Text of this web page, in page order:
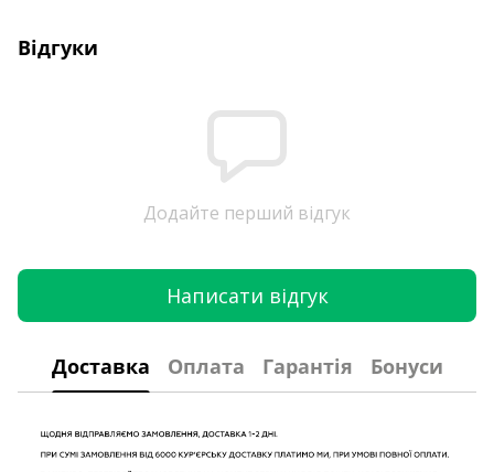
Відгуки
Додайте перший відгук
Написати відгук
Доставка Оплата Гарантія Бонуси